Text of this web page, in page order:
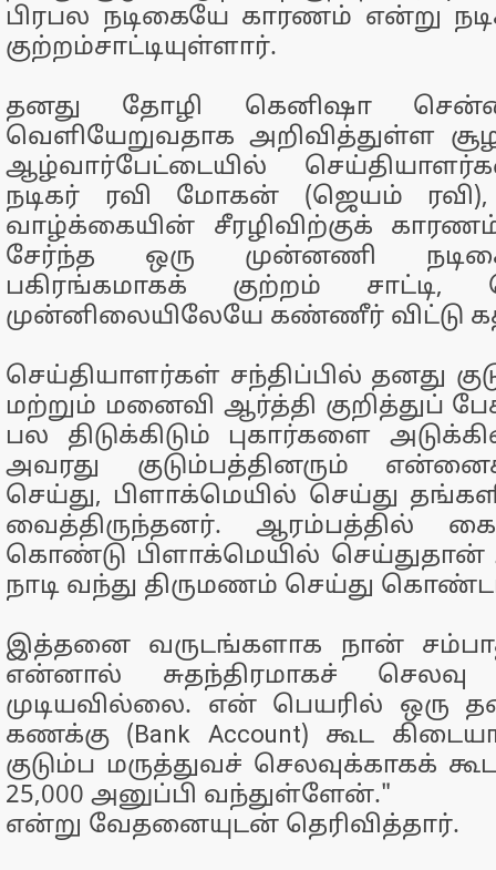
பிரபல நடிகையே காரணம் என்று
குற்றம்சாட்டியுள்ளார்.
தனது தோழி கெனிஷா
வெளியேறுவதாக அறிவித்துள்ள
ஆழ்வார்பேட்டையில்
நடிகர் ரவி மோகன் (ஜெயம் ரவி),
வாழ்க்கையின் சீரழிவிற்குக்
சேர்ந்த ஒரு முன்னணி
பகிரங்கமாகக் குற்றம் சாட்டி,
முன்னிலையிலேயே கண்ணீர் விட்டு
செய்தியாளர்கள் சந்திப்பில் தனது
மற்றும் மனைவி ஆர்த்தி குறித்துப்
பல திடுக்கிடும் புகார்களை
அவரது குடும்பத்தினரும்
செய்து, பிளாக்மெயில் செய்து
வைத்திருந்தனர். ஆரம்பத்தில்
கொண்டு பிளாக்மெயில்
நாடி வந்து திருமணம் செய்து
இத்தனை வருடங்களாக நான்
என்னால் சுதந்திரமாகச்
முடியவில்லை. என் பெயரில் ஒரு
கணக்கு (Bank Account) கூட
குடும்ப மருத்துவச் செலவுக்காகக்
25,000 அனுப்பி வந்துள்ளேன்."
என்று வேதனையுடன் தெரிவித்தார்.